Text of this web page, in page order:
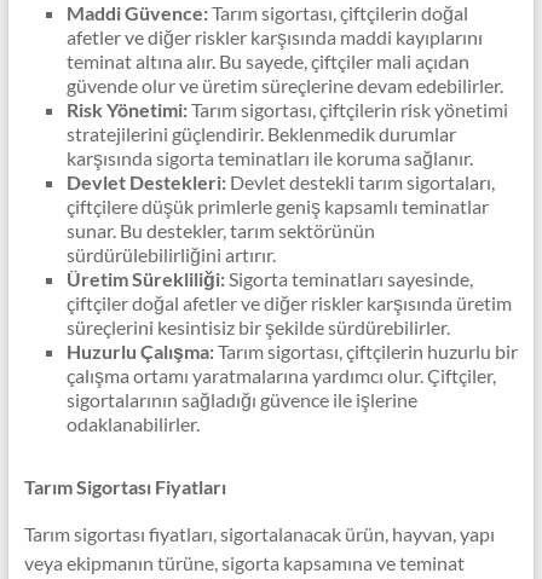
Maddi Güvence:Tarım sigortası, çiftçilerin doğal
afetler ve diğer riskler karşısında maddi kayıplarını
teminat altına alır. Bu sayede, çiftçiler mali açıdan
güvende olur ve üretim süreçlerine devam edebilirler.
Risk Yönetimi:Tarım sigortası, çiftçilerin risk yönetimi
stratejilerini güçlendirir. Beklenmedik durumlar
karşısında sigorta teminatları ile koruma sağlanır.
Devlet Destekleri:Devlet destekli tarım sigortaları,
çiftçilere düşük primlerle geniş kapsamlı teminatlar
sunar. Bu destekler, tarım sektörünün
sürdürülebilirliğini artırır.
Üretim Sürekliliği:Sigorta teminatları sayesinde,
çiftçiler doğal afetler ve diğer riskler karşısında üretim
süreçlerini kesintisiz bir şekilde sürdürebilirler.
Huzurlu Çalışma:Tarım sigortası, çiftçilerin huzurlu bir
çalışma ortamı yaratmalarına yardımcı olur. Çiftçiler,
sigortalarının sağladığı güvence ile işlerine
odaklanabilirler.
Tarım Sigortası Fiyatları
Tarım sigortası fiyatları, sigortalanacak ürün, hayvan, yapı
veya ekipmanın türüne, sigorta kapsamına ve teminat